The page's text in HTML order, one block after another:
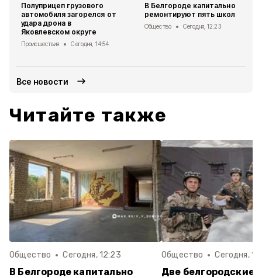
Полуприцеп грузового
автомобиля загорелся от
удара дрона в
Яковлевском округе
Происшествия Сегодня, 14:54
В Белгороде капитально
ремонтируют пять школ
Общество Сегодня, 12:23
Все новости
Читайте также
Общество Сегодня, 12:23
В Белгороде капитально
Общество Сегодня,
Две белгородские